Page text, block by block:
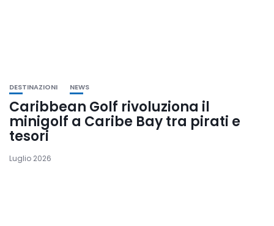
DESTINAZIONI NEWS
Caribbean Golf rivoluziona il
minigolf a Caribe Bay tra pirati e
tesori
Luglio 2026